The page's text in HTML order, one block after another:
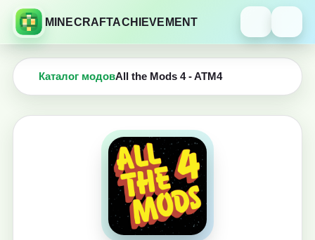
MINECRAFTACHIEVEMENT
Каталог модовAll the Mods 4 - ATM4